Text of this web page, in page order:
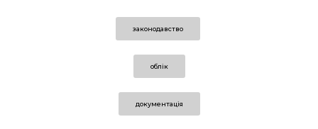
законодавство
облік
документація